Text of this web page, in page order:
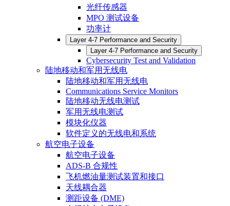
光纤传感器
MPO 测试设备
功率计
Layer 4-7 Performance and Security
Layer 4-7 Performance and Security
Cybersecurity Test and Validation
陆地移动和军用无线电
陆地移动和军用无线电
Communications Service Monitors
陆地移动无线电测试
军用无线电测试
模块化仪器
软件定义的无线电和系统
航空电子设备
航空电子设备
ADS-B 合规性
飞机燃油量测试装置和接口
天线耦合器
测距设备 (DME)